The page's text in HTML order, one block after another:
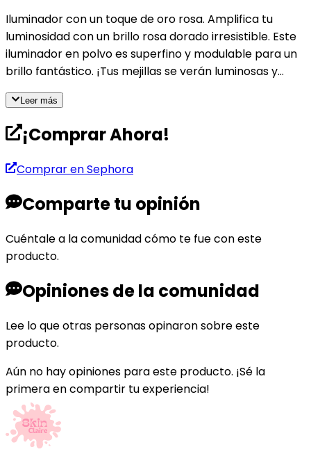
Iluminador con un toque de oro rosa. Amplifica tu
luminosidad con un brillo rosa dorado irresistible. Este
iluminador en polvo es superfino y modulable para un
brillo fantástico. ¡Tus mejillas se verán luminosas y
rosadas, para poder reír y brillar a la vez! Aplícalo
fácilmente con la Brocha retráctil multitarea para
coloretes, bronceadores e iluminadores (se vende por
separado). Para un bronceado de aspecto natural,
combina este producto con el bronceador Hoola y
finaliza el look aplicando la máscara BadGal BANG
para conseguir un volumen extra en tus pestañas.
Código del producto: 585600 Contacto responsable
toque de oro rosa. Amplifica tu luminosidad con un
brillo rosa dorado irresistible. Este iluminador en polvo
es superfino y modulable para un brillo fantástico. ¡Tus
mejillas se verán luminosas y rosadas, para poder reír
retráctil multitarea para coloretes, bronceadores e
iluminadores (se vende por separado). Para un
bronceado de aspecto natural, combina este
producto con el bronceador Hoola y finaliza el look
aplicando la máscara BadGal BANG para conseguir un
volumen extra en tus pestañas. Código del producto:
585600 Contacto responsable en la UE : Contacto del
fabricante :
Leer más
¡Comprar Ahora!
Comprar enSephora
Comparte tu opinión
Cuéntale a la comunidad cómo te fue con este
producto.
Opiniones de la comunidad
Lee lo que otras personas opinaron sobre este
producto.
Aún no hay opiniones para este producto. ¡Sé la
primera en compartir tu experiencia!